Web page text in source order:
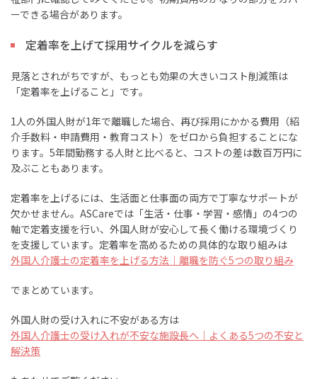
ーできる場合があります。
定着率を上げて採用サイクルを減らす
見落とされがちですが、もっとも効果の大きいコスト削減策は
「定着率を上げること」です。
1人の外国人財が1年で離職した場合、再び採用にかかる費用（紹
介手数料・申請費用・教育コスト）をゼロから負担することにな
ります。5年間勤務する人財と比べると、コストの差は数百万円に
及ぶこともあります。
定着率を上げるには、生活面と仕事面の両方で丁寧なサポートが
欠かせません。ASCareでは「生活・仕事・学習・感情」の4つの
軸で定着支援を行い、外国人財が安心して長く働ける環境づくり
を支援しています。定着率を高めるための具体的な取り組みは
外国人介護士の定着率を上げる方法｜離職を防ぐ5つの取り組み
でまとめています。
外国人財の受け入れに不安がある方は
外国人介護士の受け入れが不安な施設長へ｜よくある5つの不安と
解決策